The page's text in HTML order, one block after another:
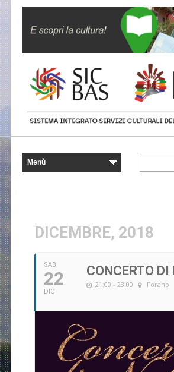
DICEMBRE, 2018
SAB
22
DIC
CONCERTO DI
21:00 - 23:00 Forano